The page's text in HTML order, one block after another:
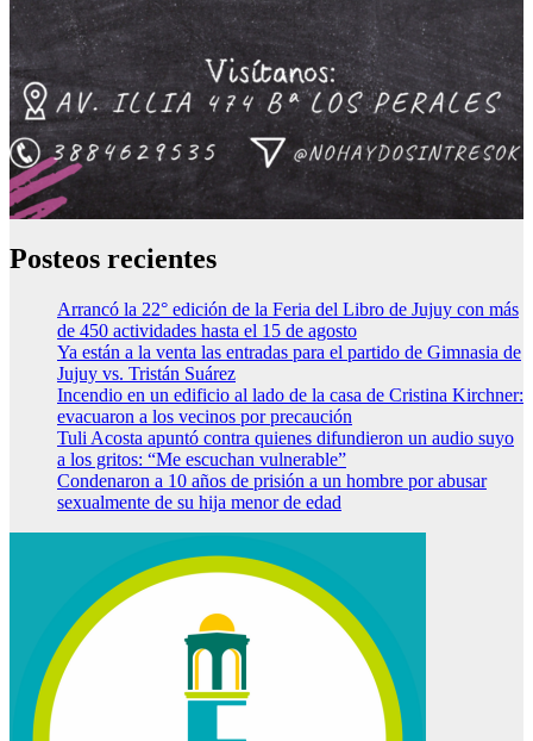
Posteos recientes
Arrancó la 22° edición de la Feria del Libro de Jujuy con más
de 450 actividades hasta el 15 de agosto
Ya están a la venta las entradas para el partido de Gimnasia de
Jujuy vs. Tristán Suárez
Incendio en un edificio al lado de la casa de Cristina Kirchner:
evacuaron a los vecinos por precaución
Tuli Acosta apuntó contra quienes difundieron un audio suyo
a los gritos: “Me escuchan vulnerable”
Condenaron a 10 años de prisión a un hombre por abusar
sexualmente de su hija menor de edad